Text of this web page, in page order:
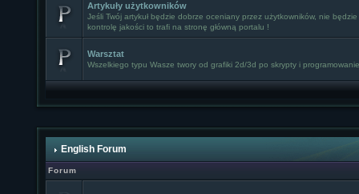
Artykuły użytkowników
Jeśli Twój artykuł będzie dobrze oceniany przez użytkowników, nie będzie
kontrolę jakości to trafi na stronę główną portalu !
Warsztat
Wszelkiego typu Wasze twory od grafiki 2d/3d po skrypty i
English Forum
Forum